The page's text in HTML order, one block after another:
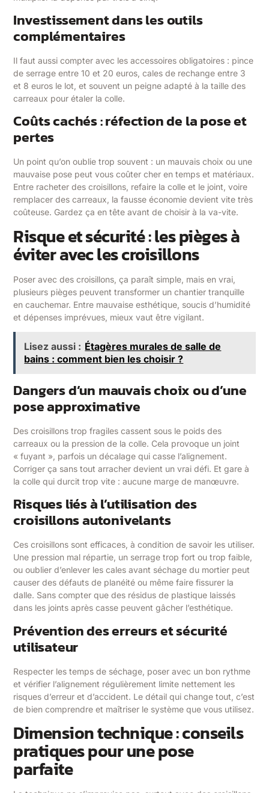
Investissement dans les outils
complémentaires
Il faut aussi compter avec les accessoires obligatoires : pince
de serrage entre 10 et 20 euros, cales de rechange entre 3
et 8 euros le lot, et souvent un peigne adapté à la taille des
carreaux pour étaler la colle.
Coûts cachés : réfection de la pose et
pertes
Un point qu’on oublie trop souvent : un mauvais choix ou une
mauvaise pose peut vous coûter cher en temps et matériaux.
Entre racheter des croisillons, refaire la colle et le joint, voire
remplacer des carreaux, la fausse économie devient vite très
coûteuse. Gardez ça en tête avant de choisir à la va-vite.
Risque et sécurité : les pièges à
éviter avec les croisillons
Poser avec des croisillons, ça paraît simple, mais en vrai,
plusieurs pièges peuvent transformer un chantier tranquille
en cauchemar. Entre mauvaise esthétique, soucis d’humidité
et dépenses imprévues, mieux vaut être vigilant.
Lisez aussi : Étagères murales de salle de
bains : comment bien les choisir ?
Dangers d’un mauvais choix ou d’une
pose approximative
Des croisillons trop fragiles cassent sous le poids des
carreaux ou la pression de la colle. Cela provoque un joint
« fuyant », parfois un décalage qui casse l’alignement.
Corriger ça sans tout arracher devient un vrai défi. Et gare à
la colle qui durcit trop vite : aucune marge de manœuvre.
Risques liés à l’utilisation des
croisillons autonivelants
Ces croisillons sont efficaces, à condition de savoir les utiliser.
Une pression mal répartie, un serrage trop fort ou trop faible,
ou oublier d’enlever les cales avant séchage du mortier peut
causer des défauts de planéité ou même faire fissurer la
dalle. Sans compter que des résidus de plastique laissés
dans les joints après casse peuvent gâcher l’esthétique.
Prévention des erreurs et sécurité
utilisateur
Respecter les temps de séchage, poser avec un bon rythme
et vérifier l’alignement régulièrement limite nettement les
risques d’erreur et d’accident. Le détail qui change tout, c’est
de bien comprendre et maîtriser le système que vous utilisez.
Dimension technique : conseils
pratiques pour une pose
parfaite